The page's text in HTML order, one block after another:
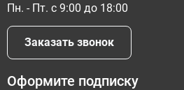
Пн. - Пт. с 9:00 до 18:00
Заказать звонок
Оформите подписку